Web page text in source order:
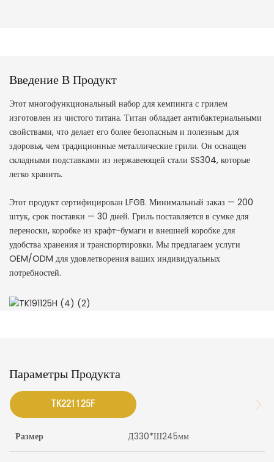
Введение В Продукт
Этот многофункциональный набор для кемпинга с грилем
изготовлен из чистого титана. Титан обладает антибактериальными
свойствами, что делает его более безопасным и полезным для
здоровья, чем традиционные металлические грили. Он оснащен
складными подставками из нержавеющей стали SS304, которые
легко хранить.
Этот продукт сертифицирован LFGB. Минимальный заказ — 200
штук, срок поставки — 30 дней. Гриль поставляется в сумке для
переноски, коробке из крафт-бумаги и внешней коробке для
удобства хранения и транспортировки. Мы предлагаем услуги
OEM/ODM для удовлетворения ваших индивидуальных
потребностей.
Параметры Продукта
TK221125F
Размер Д330*Ш245мм